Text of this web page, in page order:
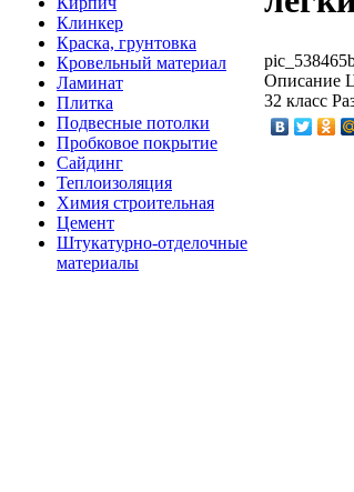
Клинкер
Краска, грунтовка
Кровельный материал
Ламинат
Плитка
Подвесные потолки
Пробковое покрытие
Сайдинг
Теплоизоляция
Химия строительная
Цемент
Штукатурно-отделочные
материалы
Описание
32 класс